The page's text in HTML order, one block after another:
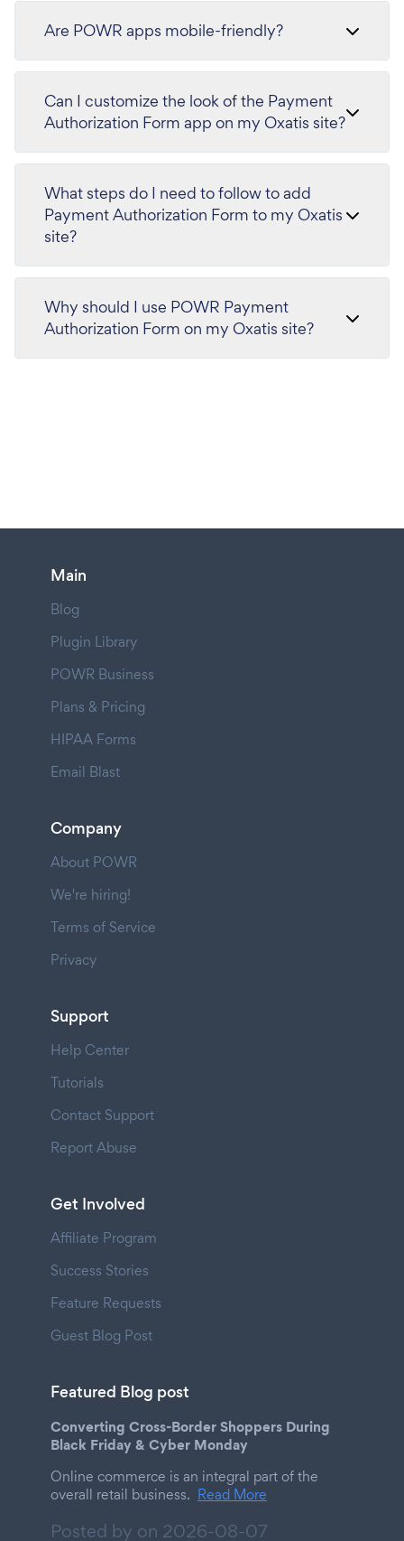
Are POWR apps mobile-friendly?
Can I customize the look of the Payment
Authorization Form app on my Oxatis site?
What steps do I need to follow to add
Payment Authorization Form to my Oxatis
site?
Why should I use POWR Payment
Authorization Form on my Oxatis site?
Main
Blog
Plugin Library
POWR Business
Plans & Pricing
HIPAA Forms
Email Blast
Company
About POWR
We're hiring!
Terms of Service
Privacy
Support
Help Center
Tutorials
Contact Support
Report Abuse
Get Involved
Affiliate Program
Success Stories
Feature Requests
Guest Blog Post
Featured Blog post
Converting Cross-Border Shoppers During
Black Friday & Cyber Monday
Online commerce is an integral part of the
overall retail business. Read More
Posted by on 2026-08-07